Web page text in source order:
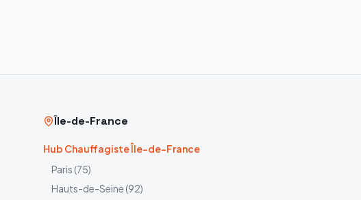
Île-de-France
Hub Chauffagiste Île-de-France
Paris (75)
Hauts-de-Seine (92)